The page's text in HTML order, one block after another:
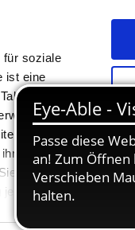
für soziale
ist eine
oder
Unsere
können
jederzeit